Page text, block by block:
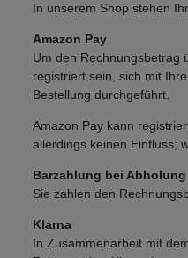
In unserem Shop stehen
Amazon Pay
Um den Rechnungsbetrag
registriert sein, sich mit
Bestellung durchgeführt.
Amazon Pay kann
allerdings keinen Einfluss;
Barzahlung bei Abholung
Sie zahlen den
Klarna
In Zusammenarbeit mit